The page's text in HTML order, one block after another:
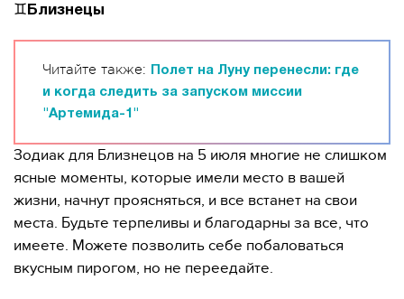
♊️ Близнецы
Читайте также:
Полет на Луну перенесли: где
и когда следить за запуском миссии
"Артемида-1"
Зодиак для Близнецов на 5 июля многие не слишком
ясные моменты, которые имели место в вашей
жизни, начнут проясняться, и все встанет на свои
места. Будьте терпеливы и благодарны за все, что
имеете. Можете позволить себе побаловаться
вкусным пирогом, но не переедайте.